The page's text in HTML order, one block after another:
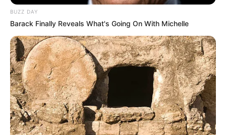
BUZZ DAY
Barack Finally Reveals What's Going On With Michelle